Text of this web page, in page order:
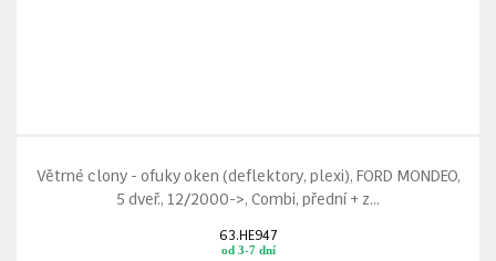
Větrné clony - ofuky oken (deflektory, plexi), FORD MONDEO,
5 dveř., 12/2000->, Combi, přední + z...
63.HE947
od 3-7 dní